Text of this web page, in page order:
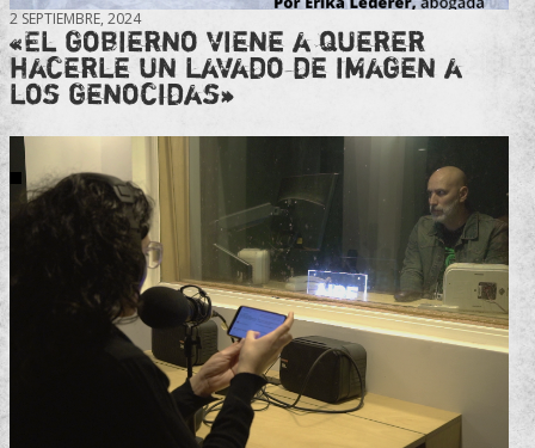
2 SEPTIEMBRE, 2024
«El gobierno viene a querer
hacerle un lavado de imagen a
los genocidas»